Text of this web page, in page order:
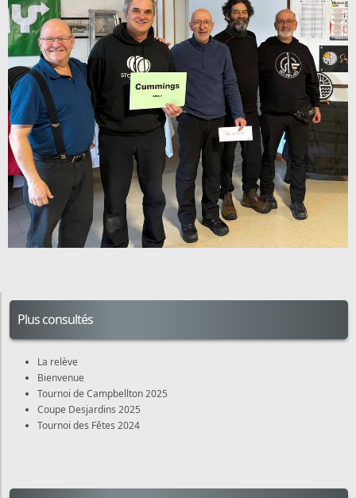
Plus consultés
La relève
Bienvenue
Tournoi de Campbellton 2025
Coupe Desjardins 2025
Tournoi des Fêtes 2024